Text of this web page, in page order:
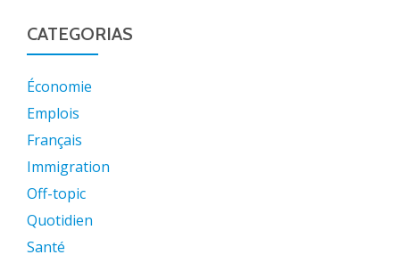
CATEGORIAS
Économie
Emplois
Français
Immigration
Off-topic
Quotidien
Santé